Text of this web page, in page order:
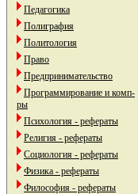
Педагогика
Полиграфия
Политология
Право
Предпринимательство
Программирование и комп-
ры
Психология - рефераты
Религия - рефераты
Социология - рефераты
Физика - рефераты
Философия - рефераты